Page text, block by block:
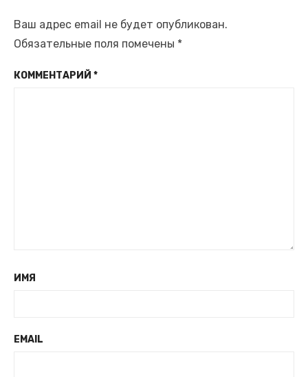
Ваш адрес email не будет опубликован.
Обязательные поля помечены *
КОММЕНТАРИЙ *
ИМЯ
EMAIL